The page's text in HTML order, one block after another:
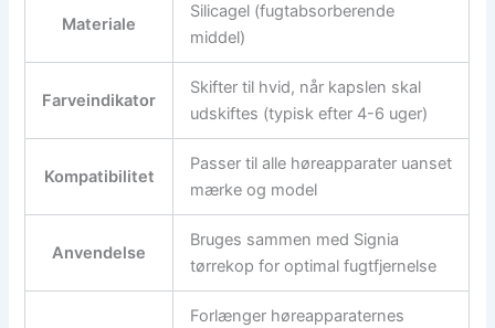
Materiale
Silicagel (fugtabsorberende
middel)
Farveindikator
Skifter til hvid, når kapslen skal
udskiftes (typisk efter 4-6 uger)
Kompatibilitet
Passer til alle høreapparater uanset
mærke og model
Anvendelse
Bruges sammen med Signia
tørrekop for optimal fugtfjernelse
Forlænger høreapparaternes